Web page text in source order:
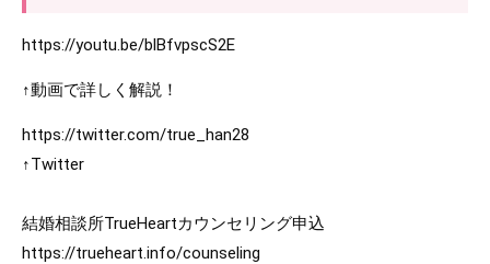
https://youtu.be/blBfvpscS2E
↑動画で詳しく解説！
https://twitter.com/true_han28
↑Twitter
https://trueheart.info/counseling